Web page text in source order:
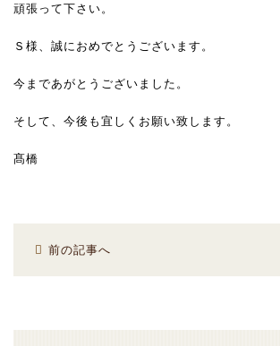
頑張って下さい。
Ｓ様、誠におめでとうございます。
今まであがとうございました。
そして、今後も宜しくお願い致します。
髙橋
前の記事へ